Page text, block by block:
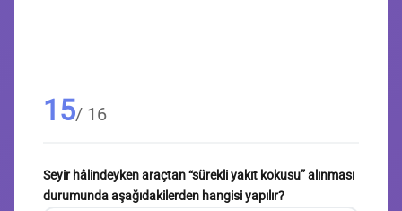
15/ 16
Seyir hâlindeyken araçtan “sürekli yakıt kokusu” alınması
durumunda aşağıdakilerden hangisi yapılır?